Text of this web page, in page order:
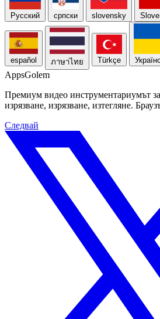
Русский српски slovensky
español ภาษาไทย Türkçe
AppsGolem
Премиум видео инструментариумът
изрязване, изрязване, изтегляне.
Следвай